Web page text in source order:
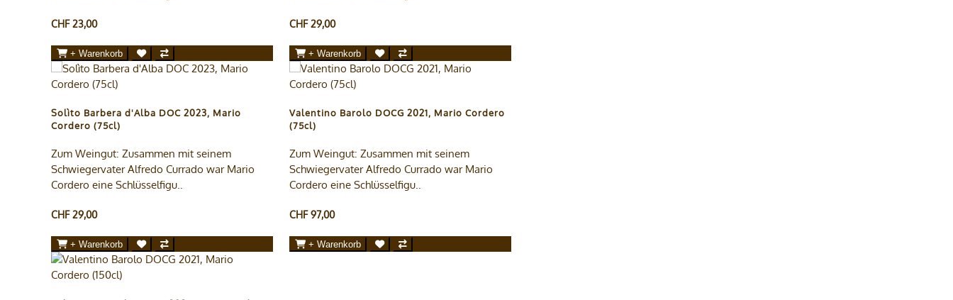
CHF 23,00
+ Warenkorb
CHF 29,00
+ Warenkorb
Solìto Barbera d'Alba DOC 2023, Mario
Cordero (75cl)
Zum Weingut: Zusammen mit seinem
Schwiegervater Alfredo Currado war Mario
Cordero eine Schlüsselfigu..
CHF 29,00
+ Warenkorb
Valentino Barolo DOCG 2021, Mario Cordero
(75cl)
Zum Weingut: Zusammen mit seinem
Schwiegervater Alfredo Currado war Mario
Cordero eine Schlüsselfigu..
CHF 97,00
+ Warenkorb